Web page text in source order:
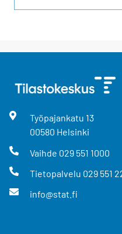
Työpajankatu 13
00580 Helsinki
Vaihde 029 551 1000
Tietopalvelu 029 551
info@stat.fi